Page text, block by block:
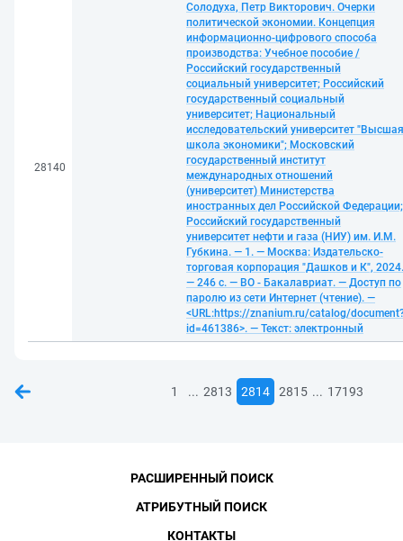
28140
Солодуха, Петр Викторович. Очерки
политической экономии. Концепция
информационно-цифрового способа
производства: Учебное пособие /
Российский государственный
социальный университет; Российский
государственный социальный
университет; Национальный
исследовательский университет "Высшая
школа экономики"; Московский
государственный институт
международных отношений
(университет) Министерства
иностранных дел Российской Федерации;
Российский государственный
университет нефти и газа (НИУ) им. И.М.
Губкина. — 1. — Москва: Издательско-
торговая корпорация "Дашков и К", 2024.
— 246 с. — ВО - Бакалавриат. — Доступ по
паролю из сети Интернет (чтение). —
<URL:https://znanium.ru/catalog/
id=461386>. — Текст: электронный
1 ... 2813 2814 2815 ... 17193
РАСШИРЕННЫЙ ПОИСК
АТРИБУТНЫЙ ПОИСК
КОНТАКТЫ